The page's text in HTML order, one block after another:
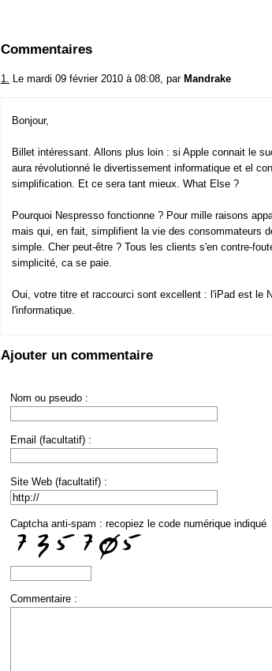
Commentaires
1. Le mardi 09 février 2010 à 08:08, par Mandrake
Bonjour,
Billet intéressant. Allons plus loin : si Apple connait le
aura révolutionné le divertissement informatique et el
simplification. Et ce sera tant mieux. What Else ?
Pourquoi Nespresso fonctionne ? Pour mille raisons
mais qui, en fait, simplifient la vie des consommateurs
simple. Cher peut-être ? Tous les clients s'en contre-
simplicité, ca se paie.
Oui, votre titre et raccourci sont excellent : l'iPad est le
l'informatique.
Ajouter un commentaire
Nom ou pseudo :
Email (facultatif) :
Site Web (facultatif) :
Captcha anti-spam : recopiez le code numérique indiqué
Commentaire :